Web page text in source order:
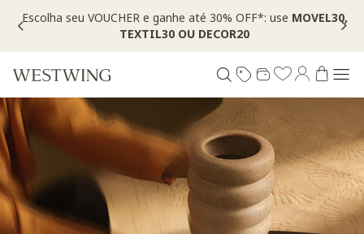
Escolha seu VOUCHER e ganhe até 30% OFF*: use MOVEL30,
TEXTIL30 OU DECOR20